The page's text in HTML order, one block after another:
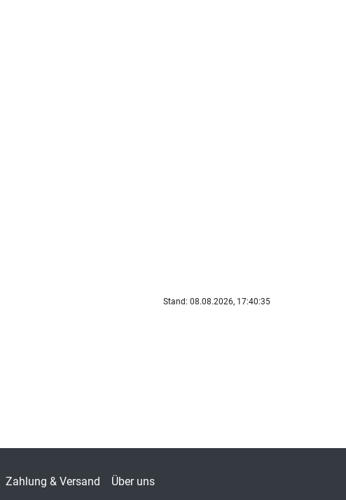
Stand: 08.08.2026, 17:40:35
Zahlung & Versand Über uns